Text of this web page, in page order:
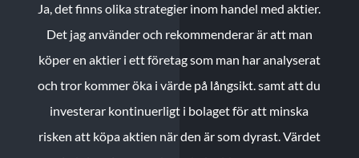
Ja, det finns olika strategier inom handel med aktier.
Det jag använder och rekommenderar är att man
köper en aktier i ett företag som man har analyserat
och tror kommer öka i värde på långsikt. samt att du
investerar kontinuerligt i bolaget för att minska
risken att köpa aktien när den är som dyrast. Värdet